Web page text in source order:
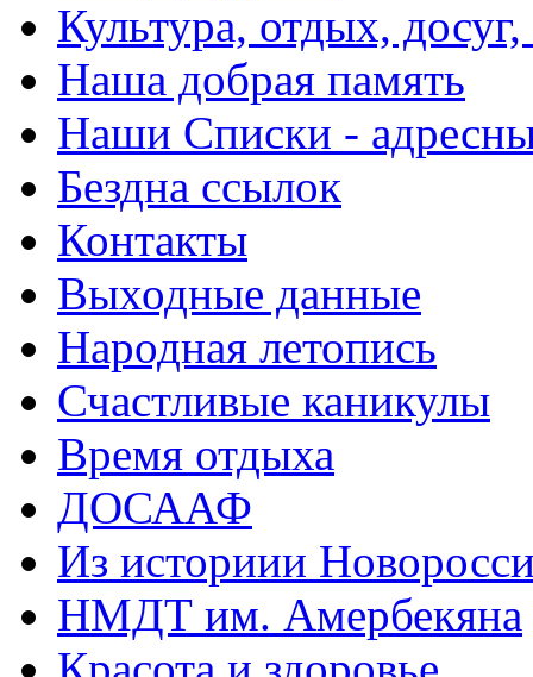
Культура, отдых,
Наша добрая память
Наши Списки -
Бездна ссылок
Контакты
Выходные данные
Народная летопись
Счастливые каникулы
Время отдыха
ДОСААФ
Из историии
НМДТ им. Амербекяна